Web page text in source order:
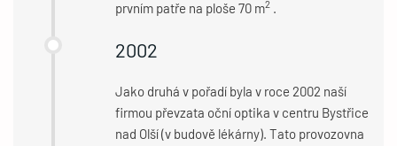
prvním patře na ploše 70 m2 .
2002
Jako druhá v pořadí byla v roce 2002 naší
firmou převzata oční optika v centru Bystřice
nad Olší (v budově lékárny). Tato provozovna